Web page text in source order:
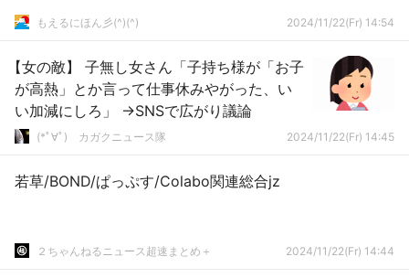
もえるにほん彡(^)(^) 2024/11/22(Fr) 14:54
【女の敵】 子無し女さん「子持ち様が「お子
が高熱」とか言って仕事休みやがった、い
い加減にしろ」 →SNSで広がり議論
(*ﾟ∀ﾟ)ゞカガクニュース隊 2024/11/22(Fr) 14:45
若草/BOND/ぱっぷす/Colabo関連総合jz
２ちゃんねるニュース超速まとめ＋ 2024/11/22(Fr) 14:44